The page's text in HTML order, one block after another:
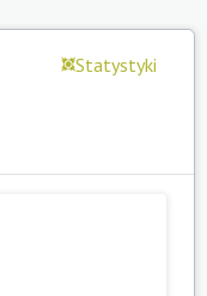
Statystyki